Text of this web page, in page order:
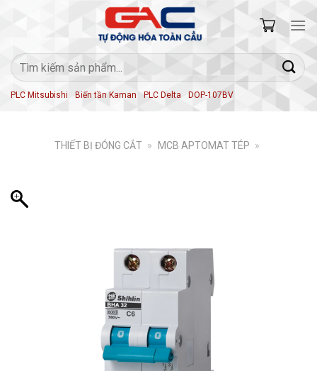
Tìm
kiếm:
PLC Mitsubishi Biến tần Kaman PLC Delta DOP-107BV
THIẾT BỊ ĐÓNG CẮT » MCB APTOMAT TÉP »